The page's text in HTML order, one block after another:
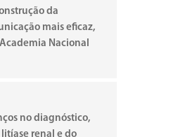
da
mais eficaz,
Nacional
no diagnóstico,
renal e do